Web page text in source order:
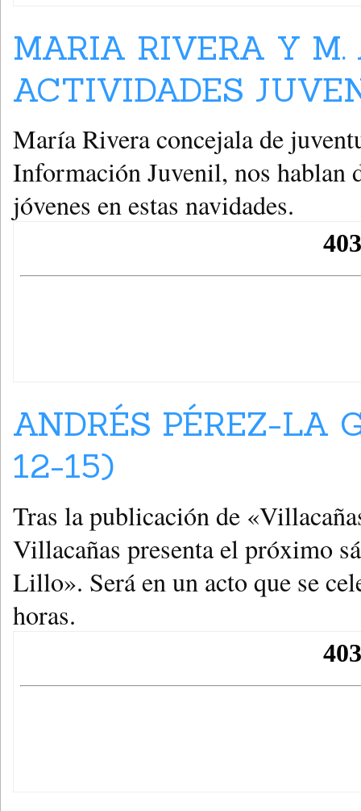
MARIA RIVERA Y M.
ACTIVIDADES
María Rivera concejala de
Información Juvenil, nos hablan
jóvenes en estas navidades.
ANDRÉS PÉREZ-LA
12-15)
Tras la publicación de
Villacañas presenta el próximo
Lillo». Será en un acto que se
horas.